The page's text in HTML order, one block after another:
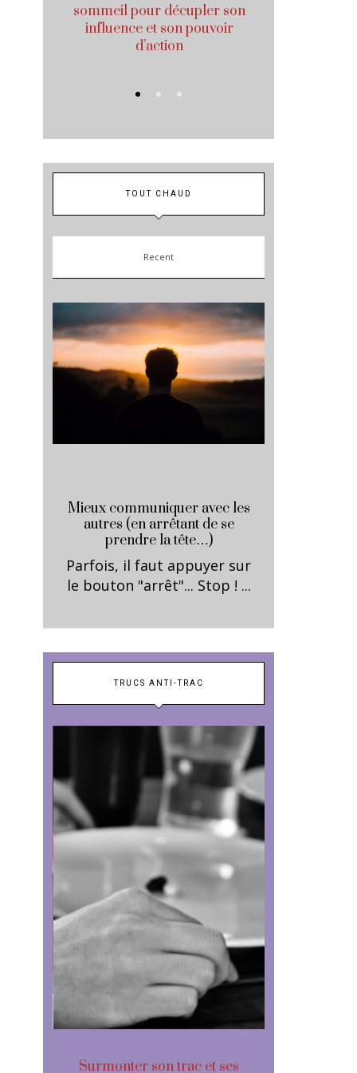
sommeil pour décupler son
influence et son pouvoir
d’action
TOUT CHAUD
Recent
Mieux communiquer avec les
autres (en arrêtant de se
prendre la tête…)
Parfois, il faut appuyer sur
le bouton "arrêt"... Stop ! ...
TRUCS ANTI-TRAC
Surmonter son trac et ses